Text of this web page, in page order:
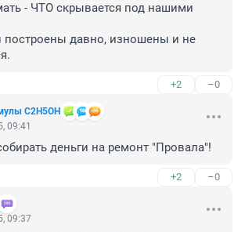
- ЧТО скрывается под нашими
давно, изношены и не
+2 –0
C2H5OH
09:41
деньги на ремонт "Провала"!
+2 –0
09:37